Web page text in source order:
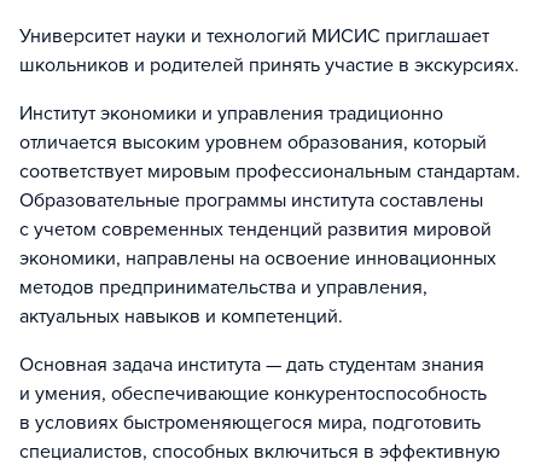
Университет науки и технологий МИСИС приглашает
школьников и родителей принять участие в экскурсиях.
Институт экономики и управления традиционно
отличается высоким уровнем образования, который
соответствует мировым профессиональным стандартам.
Образовательные программы института составлены
с учетом современных тенденций развития мировой
экономики, направлены на освоение инновационных
методов предпринимательства и управления,
актуальных навыков и компетенций.
Основная задача института — дать студентам знания
и умения, обеспечивающие конкурентоспособность
в условиях быстроменяющегося мира, подготовить
специалистов, способных включиться в эффективную